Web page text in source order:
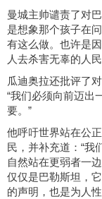
曼城主帅谴责了对
是想象那个孩子在
有这么做。也许是
人去杀害无辜的人
瓜迪奥拉还批评了
“我们必须向前迈出
要。”
他呼吁世界站在公
民，并补充道：“我
自然站在更弱者一
仅仅是巴勒斯坦，
的声明，也是为人